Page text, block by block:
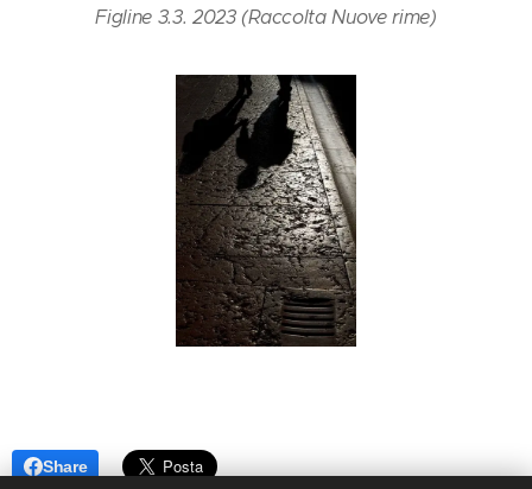
Figline 3.3. 2023 (Raccolta Nuove rime)
Share